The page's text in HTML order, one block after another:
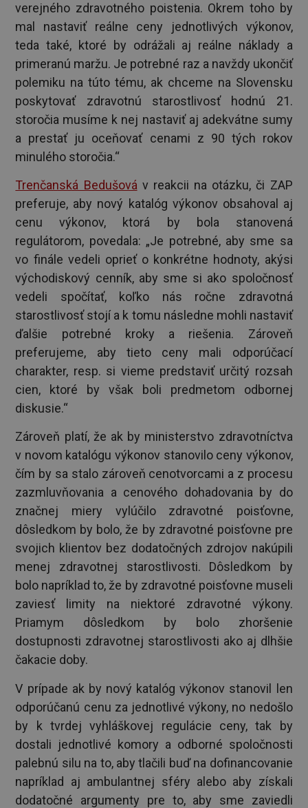
verejného zdravotného poistenia. Okrem toho by
mal nastaviť reálne ceny jednotlivých výkonov,
teda také, ktoré by odrážali aj reálne náklady a
primeranú maržu. Je potrebné raz a navždy ukončiť
polemiku na túto tému, ak chceme na Slovensku
poskytovať zdravotnú starostlivosť hodnú 21.
storočia musíme k nej nastaviť aj adekvátne sumy
a prestať ju oceňovať cenami z 90 tých rokov
minulého storočia.“
Trenčanská Bedušováv reakcii na otázku, či ZAP
preferuje, aby nový katalóg výkonov obsahoval aj
cenu výkonov, ktorá by bola stanovená
regulátorom, povedala: „Je potrebné, aby sme sa
vo finále vedeli oprieť o konkrétne hodnoty, akýsi
východiskový cenník, aby sme si ako spoločnosť
vedeli spočítať, koľko nás ročne zdravotná
starostlivosť stojí a k tomu následne mohli nastaviť
ďalšie potrebné kroky a riešenia. Zároveň
preferujeme, aby tieto ceny mali odporúčací
charakter, resp. si vieme predstaviť určitý rozsah
cien, ktoré by však boli predmetom odbornej
diskusie.“
Zároveň platí, že ak by ministerstvo zdravotníctva
v novom katalógu výkonov stanovilo ceny výkonov,
čím by sa stalo zároveň cenotvorcami a z procesu
zazmluvňovania a cenového dohadovania by do
značnej miery vylúčilo zdravotné poisťovne,
dôsledkom by bolo, že by zdravotné poisťovne pre
svojich klientov bez dodatočných zdrojov nakúpili
menej zdravotnej starostlivosti. Dôsledkom by
bolo napríklad to, že by zdravotné poisťovne museli
zaviesť limity na niektoré zdravotné výkony.
Priamym dôsledkom by bolo zhoršenie
dostupnosti zdravotnej starostlivosti ako aj dlhšie
čakacie doby.
V prípade ak by nový katalóg výkonov stanovil len
odporúčanú cenu za jednotlivé výkony, no nedošlo
by k tvrdej vyhláškovej regulácie ceny, tak by
dostali jednotlivé komory a odborné spoločnosti
palebnú silu na to, aby tlačili buď na dofinancovanie
napríklad aj ambulantnej sféry alebo aby získali
dodatočné argumenty pre to, aby sme zaviedli